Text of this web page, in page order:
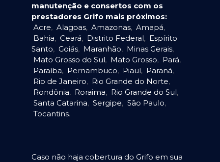
manutenção e consertos com os
prestadores Grifo mais próximos:
Acre, Alagoas, Amazonas, Amapá,
Bahia, Ceará, Distrito Federal, Espírito
Santo, Goiás, Maranhão, Minas Gerais,
Mato Grosso do Sul, Mato Grosso, Pará,
Paraíba, Pernambuco, Piauí, Paraná,
Rio de Janeiro, Rio Grande do Norte,
Rondônia, Roraima, Rio Grande do Sul,
Santa Catarina, Sergipe, São Paulo,
Tocantins.
Caso não haja cobertura do Grifo em sua